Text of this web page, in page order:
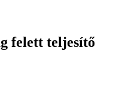
felett teljesítő